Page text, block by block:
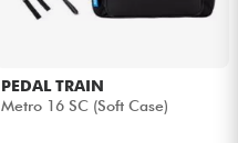
PEDAL TRAIN
Metro 16 SC (Soft Case)